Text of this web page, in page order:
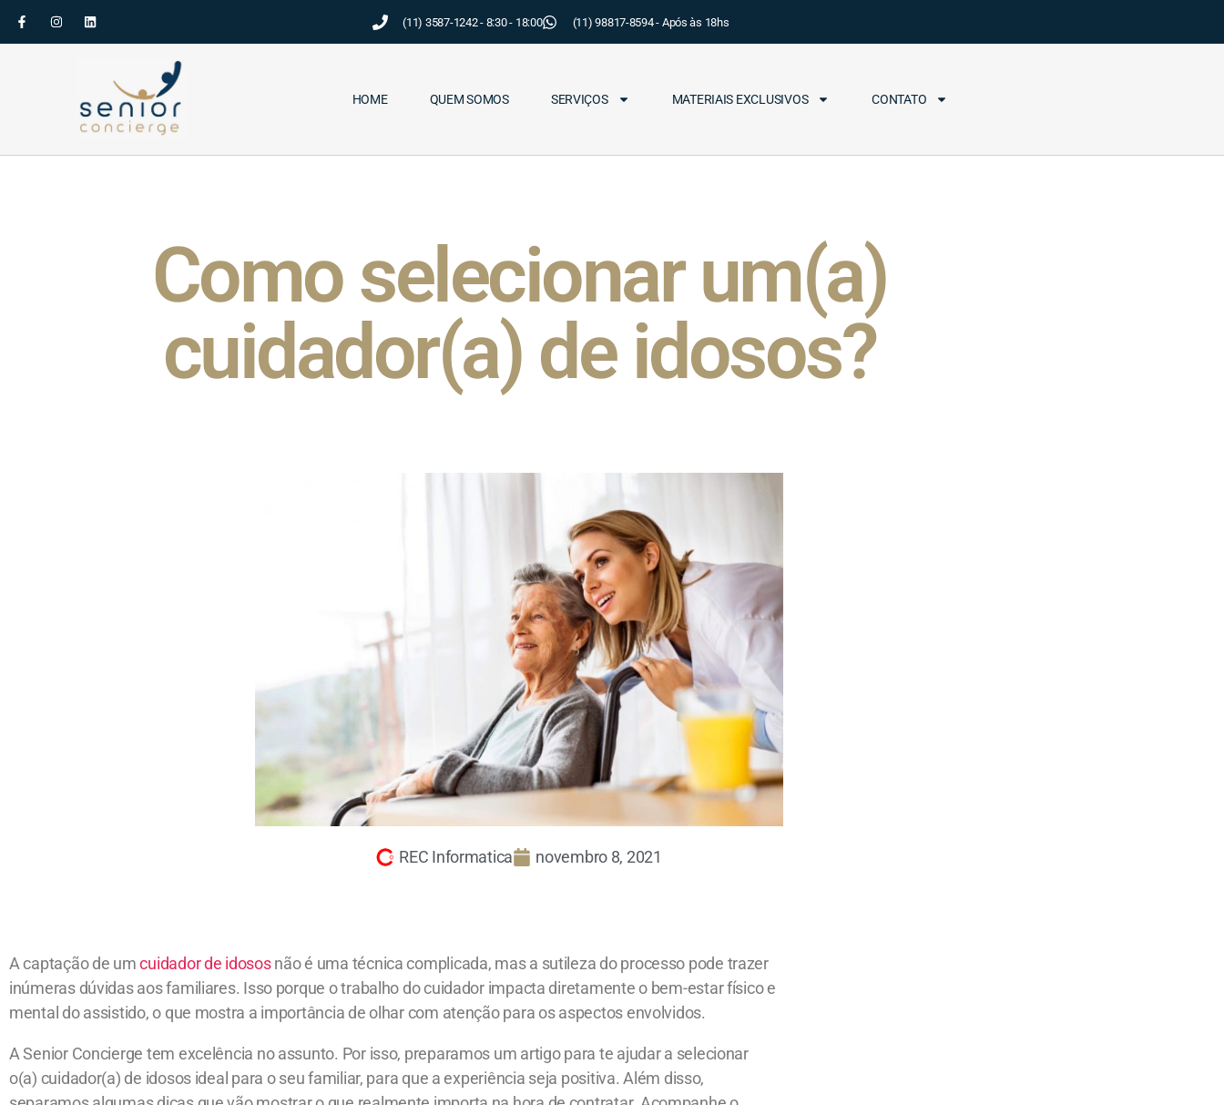
(11) 3587-1242 - 8:30 - 18:00 (11) 98817-8594 - Após às 18hs
HOME QUEM SOMOS SERVIÇOS MATERIAIS EXCLUSIVOS CONTATO
Como selecionar um(a)
cuidador(a) de idosos?
REC Informatica novembro 8, 2021
A captação de umcuidador de idososnão é uma técnica complicada, mas a sutileza do processo pode trazer
inúmeras dúvidas aos familiares. Isso porque o trabalho do cuidador impacta diretamente o bem-estar físico e
mental do assistido, o que mostra a importância de olhar com atenção para os aspectos envolvidos.
A Senior Concierge tem excelência no assunto. Por isso, preparamos um artigo para te ajudar a selecionar
o(a) cuidador(a) de idosos ideal para o seu familiar, para que a experiência seja positiva. Além disso,